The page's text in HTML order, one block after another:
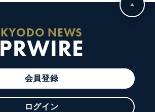
KYODO NEWS
PRWIRE
会員登録
ログイン